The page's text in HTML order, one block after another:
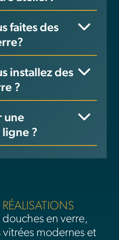
faites des
installez des
?
une
ligne ?
en verre,
modernes et